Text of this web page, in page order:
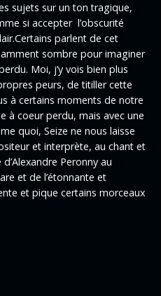
sujets sur un ton tragique,
si accepter l’obscurité
parlent de cet
sombre pour imaginer
Moi, j’y vois bien plus
peurs, de titiller cette
à certains moments de notre
à coeur perdu, mais avec une
quoi, Seize ne nous laisse
et interprète, au chant et
Peronny au
et de l’étonnante et
et pique certains morceaux